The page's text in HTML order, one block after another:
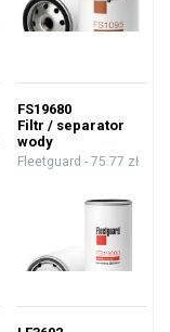
FS19680
Filtr / separator
wody
Fleetguard - 75.77 zł